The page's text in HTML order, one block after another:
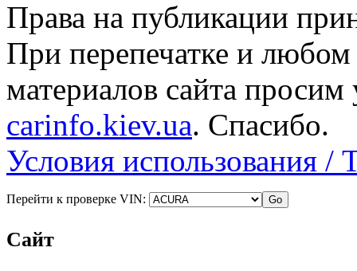
Права на публикации
При перепечатке и
материалов сайта просим
carinfo.kiev.ua. Спасибо.
Условия использования /
Перейти к проверке VIN:
Сайт